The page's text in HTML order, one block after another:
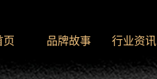
页 品牌故事 行业资讯